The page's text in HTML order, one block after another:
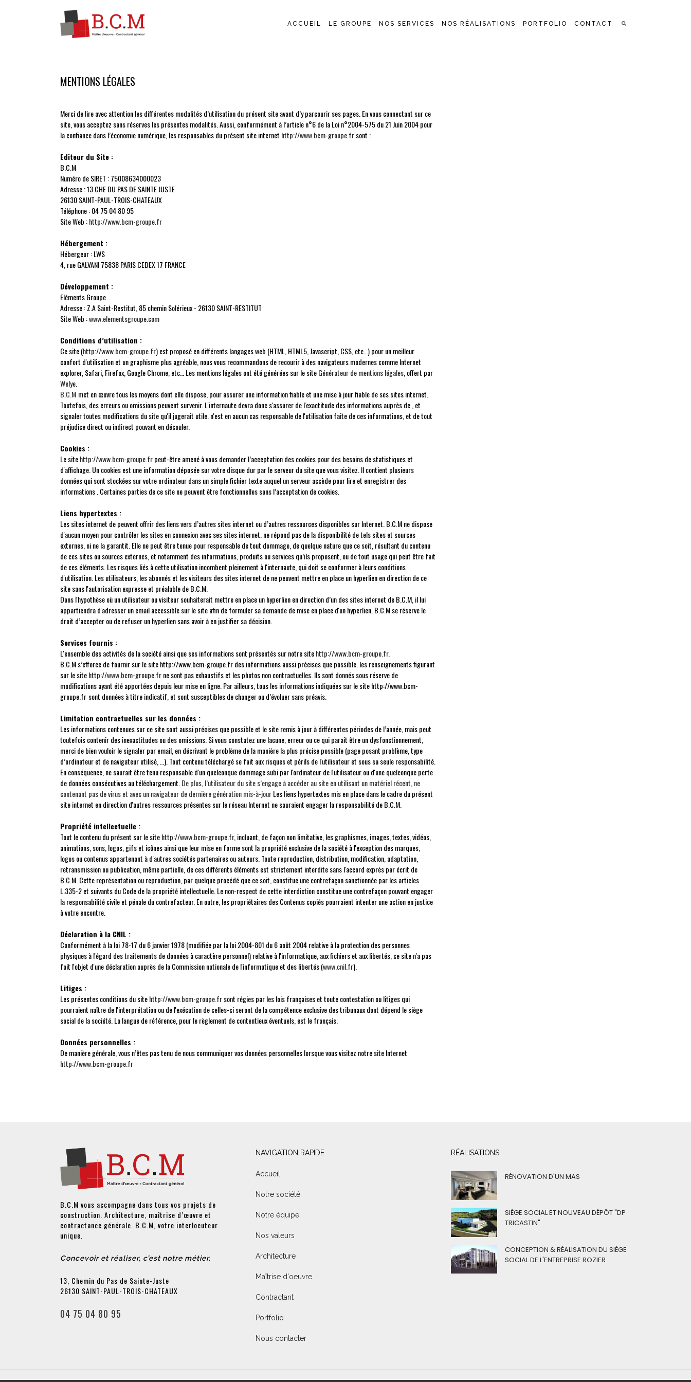
ACCUEIL LE GROUPE NOS SERVICES NOS RÉALISATIONS PORTFOLIO CONTACT
MENTIONS LÉGALES
Merci de lire avec attention les différentes modalités d’utilisation du présent site avant d’y parcourir ses pages. En vous connectant sur ce
site, vous acceptez sans réserves les présentes modalités. Aussi, conformément à l’article n°6 de la Loi n°2004-575 du 21 Juin 2004 pour
la confiance dans l’économie numérique, les responsables du présent site internet http://www.bcm-groupe.frsont :
Editeur du Site :
B.C.M
Numéro de SIRET : 75008634000023
Adresse : 13 CHE DU PAS DE SAINTE JUSTE
26130 SAINT-PAUL-TROIS-CHATEAUX
Téléphone : 04 75 04 80 95
Site Web :http://www.bcm-groupe.fr
Hébergement :
Hébergeur : LWS
4, rue GALVANI 75838 PARIS CEDEX 17 FRANCE
Développement :
Eléments Groupe
Adresse : Z.A Saint-Restitut, 85 chemin Solérieux - 26130 SAINT-RESTITUT
Site Web :www.elementsgroupe.com
Conditions d’utilisation :
Ce site (http://www.bcm-groupe.fr) est proposé en différents langages web (HTML, HTML5, Javascript, CSS, etc…) pour un meilleur
confort d'utilisation et un graphisme plus agréable, nous vous recommandons de recourir à des navigateurs modernes comme Internet
explorer, Safari, Firefox, Google Chrome, etc… Les mentions légales ont été générées sur le siteGénérateur de mentions légales , offert par
Welye
B.C.M met en œuvre tous les moyens dont elle dispose, pour assurer une information fiable et une mise à jour fiable de ses sites internet.
Toutefois, des erreurs ou omissions peuvent survenir. L'internaute devra donc s'assurer de l'exactitude des informations auprès de , et
signaler toutes modifications du site qu'il jugerait utile. n'est en aucun cas responsable de l'utilisation faite de ces informations, et de tout
préjudice direct ou indirect pouvant en découler.
Cookies :
Le sitehttp://www.bcm-groupe.frpeut-être amené à vous demander l’acceptation des cookies pour des besoins de statistiques et
d'affichage. Un cookies est une information déposée sur votre disque dur par le serveur du site que vous visitez. Il contient plusieurs
données qui sont stockées sur votre ordinateur dans un simple fichier texte auquel un serveur accède pour lire et enregistrer des
informations . Certaines parties de ce site ne peuvent être fonctionnelles sans l’acceptation de cookies.
Liens hypertextes :
Les sites internet de peuvent offrir des liens vers d’autres sites internet ou d’autres ressources disponibles sur Internet. B.C.M ne dispose
d'aucun moyen pour contrôler les sites en connexion avec ses sites internet. ne répond pas de la disponibilité de tels sites et sources
externes, ni ne la garantit. Elle ne peut être tenue pour responsable de tout dommage, de quelque nature que ce soit, résultant du contenu
de ces sites ou sources externes, et notamment des informations, produits ou services qu’ils proposent, ou de tout usage qui peut être fait
de ces éléments. Les risques liés à cette utilisation incombent pleinement à l'internaute, qui doit se conformer à leurs conditions
d'utilisation. Les utilisateurs, les abonnés et les visiteurs des sites internet de ne peuvent mettre en place un hyperlien en direction de ce
site sans l'autorisation expresse et préalable de B.C.M.
Dans l'hypothèse où un utilisateur ou visiteur souhaiterait mettre en place un hyperlien en direction d’un des sites internet de B.C.M, il lui
appartiendra d'adresser un email accessible sur le site afin de formuler sa demande de mise en place d'un hyperlien. B.C.M se réserve le
droit d’accepter ou de refuser un hyperlien sans avoir à en justifier sa décision.
Services fournis :
L'ensemble des activités de la société ainsi que ses informations sont présentés sur notre sitehttp://www.bcm-groupe.fr.
B.C.M s’efforce de fournir sur le site http://www.bcm-groupe.fr des informations aussi précises que possible. les renseignements figurant
sur le sitehttp://www.bcm-groupe.frne sont pas exhaustifs et les photos non contractuelles. Ils sont donnés sous réserve de
modifications ayant été apportées depuis leur mise en ligne. Par ailleurs, tous les informations indiquées sur le site http://www.bcm-
groupe.fr sont données à titre indicatif, et sont susceptibles de changer ou d’évoluer sans préavis.
Limitation contractuelles sur les données :
Les informations contenues sur ce site sont aussi précises que possible et le site remis à jour à différentes périodes de l’année, mais peut
toutefois contenir des inexactitudes ou des omissions. Si vous constatez une lacune, erreur ou ce qui parait être un dysfonctionnement,
merci de bien vouloir le signaler par email, en décrivant le problème de la manière la plus précise possible (page posant problème, type
d’ordinateur et de navigateur utilisé, …). Tout contenu téléchargé se fait aux risques et périls de l'utilisateur et sous sa seule responsabilité.
En conséquence, ne saurait être tenu responsable d'un quelconque dommage subi par l'ordinateur de l'utilisateur ou d'une quelconque perte
de données consécutives au téléchargement. De plus, l’utilisateur du site s’engage à accéder au site en utilisant un matériel récent, ne
contenant pas de virus et avec un navigateur de dernière génération mis-à-jourLes liens hypertextes mis en place dans le cadre du présent
site internet en direction d'autres ressources présentes sur le réseau Internet ne sauraient engager la responsabilité de B.C.M.
Propriété intellectuelle :
Tout le contenu du présent sur le sitehttp://www.bcm-groupe.fr, incluant, de façon non limitative, les graphismes, images, textes, vidéos,
animations, sons, logos, gifs et icônes ainsi que leur mise en forme sont la propriété exclusive de la société à l'exception des marques,
logos ou contenus appartenant à d'autres sociétés partenaires ou auteurs. Toute reproduction, distribution, modification, adaptation,
retransmission ou publication, même partielle, de ces différents éléments est strictement interdite sans l'accord exprès par écrit de
B.C.M. Cette représentation ou reproduction, par quelque procédé que ce soit, constitue une contrefaçon sanctionnée par les articles
L.335-2 et suivants du Code de la propriété intellectuelle. Le non-respect de cette interdiction constitue une contrefaçon pouvant engager
la responsabilité civile et pénale du contrefacteur. En outre, les propriétaires des Contenus copiés pourraient intenter une action en justice
à votre encontre.
Déclaration à la CNIL :
Conformément à la loi 78-17 du 6 janvier 1978 (modifiée par la loi 2004-801 du 6 août 2004 relative à la protection des personnes
physiques à l'égard des traitements de données à caractère personnel) relative à l'informatique, aux fichiers et aux libertés, ce site n'a pas
fait l'objet d'une déclaration auprès de la Commission nationale de l'informatique et des libertés (www.cnil.fr).
Litiges :
Les présentes conditions du sitehttp://www.bcm-groupe.frsont régies par les lois françaises et toute contestation ou litiges qui
pourraient naître de l'interprétation ou de l'exécution de celles-ci seront de la compétence exclusive des tribunaux dont dépend le siège
social de la société. La langue de référence, pour le règlement de contentieux éventuels, est le français.
Données personnelles :
De manière générale, vous n’êtes pas tenu de nous communiquer vos données personnelles lorsque vous visitez notre site Internet
http://www.bcm-groupe.fr
B.C.M vous accompagne dans tous vos projets de
construction. Architecture, maîtrise d’œuvre et
contractance générale. B.C.M, votre interlocuteur
unique.
Concevoir et réaliser, c’est notre métier.
13, Chemin du Pas de Sainte-Juste
26130 SAINT-PAUL-TROIS-CHATEAUX
04 75 04 80 95
NAVIGATION RAPIDE
Accueil
Notre société
Notre équipe
Nos valeurs
Architecture
Maîtrise d'oeuvre
Contractant
Portfolio
Nous contacter
RÉALISATIONS
RÉNOVATION D'UN MAS
SIÈGE SOCIAL ET NOUVEAU DÉPÔT "DP
TRICASTIN"
CONCEPTION & RÉALISATION DU SIÈGE
SOCIAL DE L'ENTREPRISE ROZIER